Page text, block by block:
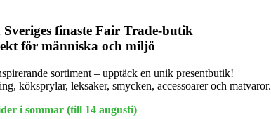
finaste Fair Trade-butik
för människa och miljö
sortiment – upptäck en unik presentbutik!
köksprylar, leksaker, smycken, accessoarer och matvaror.
i sommar (till 14 augusti)